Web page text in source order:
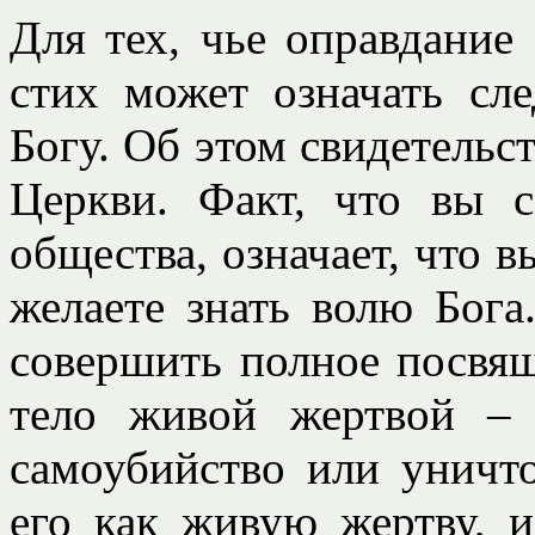
Для тех, чье
стих может означать
Богу. Об этом
Церкви. Факт, что вы
общества, означает, что
желаете знать волю
совершить полное
тело живой жертвой –
самоубийство или
его как живую жертву,